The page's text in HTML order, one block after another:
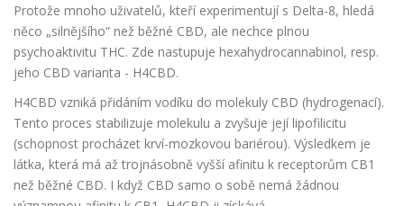
Protože mnoho uživatelů, kteří experimentují s Delta-8, hledá
něco „silnějšího“ než běžné CBD, ale nechce plnou
psychoaktivitu THC. Zde nastupuje hexahydrocannabinol, resp.
jeho CBD varianta - H4CBD.
H4CBD vzniká přidáním vodíku do molekuly CBD (hydrogenací).
Tento proces stabilizuje molekulu a zvyšuje její lipofilicitu
(schopnost procházet krví-mozkovou bariérou). Výsledkem je
látka, která má až trojnásobně vyšší afinitu k receptorům CB1
než běžné CBD. I když CBD samo o sobě nemá žádnou